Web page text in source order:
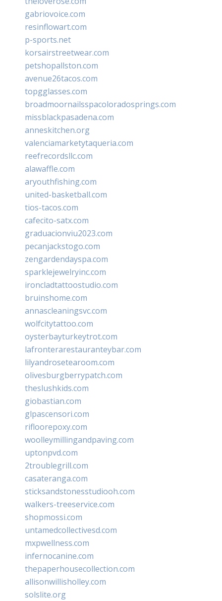
gabriovoice.com
resinflowart.com
p-sports.net
korsairstreetwear.com
petshopallston.com
avenue26tacos.com
topgglasses.com
broadmoornailsspacoloradosprings.com
missblackpasadena.com
anneskitchen.org
valenciamarketytaqueria.com
reefrecordsllc.com
alawaffle.com
aryouthfishing.com
united-basketball.com
tios-tacos.com
cafecito-satx.com
graduacionviu2023.com
pecanjackstogo.com
zengardendayspa.com
sparklejewelryinc.com
ironcladtattoostudio.com
bruinshome.com
annascleaningsvc.com
wolfcitytattoo.com
oysterbayturkeytrot.com
lafronterarestauranteybar.com
lilyandrosetearoom.com
olivesburgberrypatch.com
theslushkids.com
giobastian.com
glpascensori.com
rifloorepoxy.com
woolleymillingandpaving.com
uptonpvd.com
2troublegrill.com
casateranga.com
sticksandstonesstudiooh.com
walkers-treeservice.com
shopmossi.com
untamedcollectivesd.com
mxpwellness.com
infernocanine.com
thepaperhousecollection.com
allisonwillisholley.com
solslite.org